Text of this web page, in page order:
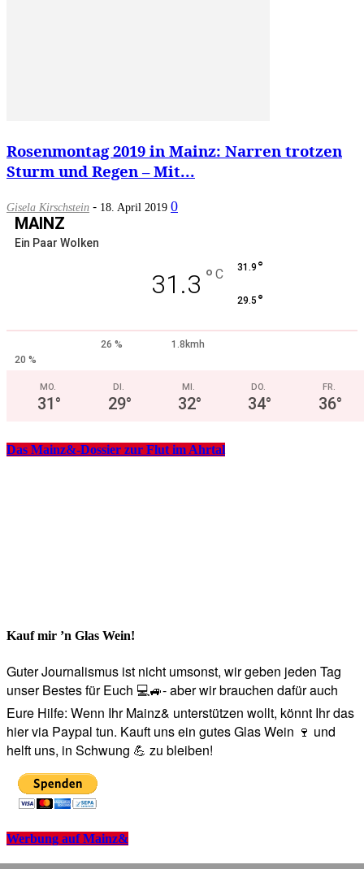
Rosenmontag 2019 in Mainz: Narren trotzen
Sturm und Regen – Mit...
Gisela Kirschstein - 18. April 2019 0
MAINZ
Ein Paar Wolken
31.3 ° C 31.9 °
29.5 °
26 %
1.8kmh
20 %
MO.
31°
DI.
29°
MI.
32°
DO.
34°
FR.
36°
Das Mainz&-Dossier zur Flut im Ahrtal
Kauf mir ’n Glas Wein!
Guter Journalismus ist nicht umsonst, wir geben jeden Tag
unser Bestes für Euch 💻🚙- aber wir brauchen dafür auch
Eure Hilfe: Wenn Ihr Mainz& unterstützen wollt, könnt Ihr das
hier via Paypal tun. Kauft uns ein gutes Glas Wein 🍷 und
helft uns, in Schwung 💪 zu bleiben!
Werbung auf Mainz&